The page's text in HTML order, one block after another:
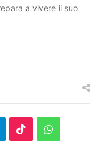
a vivere il suo
TikTok